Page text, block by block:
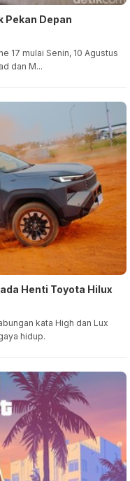
Pekan Depan
17 mulai Senin, 10 Agustus
dan M...
Henti Toyota Hilux
kata High dan Lux
hidup.